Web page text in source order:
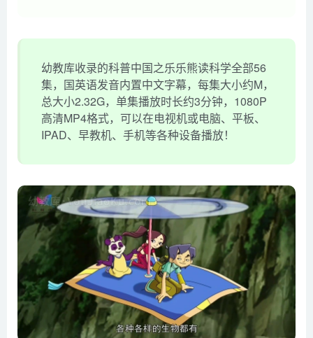
幼教库收录的科普中国之乐乐熊读科学全部56
集，国英语发音内置中文字幕，每集大小约M，
总大小2.32G，单集播放时长约3分钟，1080P
高清MP4格式，可以在电视机或电脑、平板、
IPAD、早教机、手机等各种设备播放！